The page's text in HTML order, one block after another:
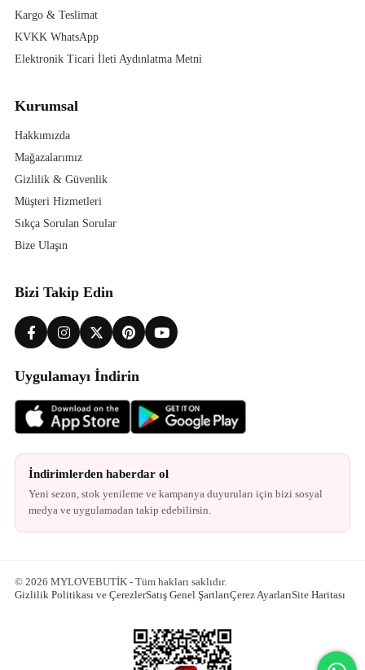
Kargo & Teslimat
KVKK WhatsApp
Elektronik Ticari İleti Aydınlatma Metni
Kurumsal
Hakkımızda
Mağazalarımız
Gizlilik & Güvenlik
Müşteri Hizmetleri
Sıkça Sorulan Sorular
Bize Ulaşın
Bizi Takip Edin
Uygulamayı İndirin
İndirimlerden haberdar ol
Yeni sezon, stok yenileme ve kampanya duyuruları için bizi sosyal
medya ve uygulamadan takip edebilirsin.
© 2026 MYLOVEBUTİK - Tüm hakları saklıdır.
Gizlilik Politikası ve ÇerezlerSatış Genel ŞartlarıÇerez AyarlarıSite Haritası